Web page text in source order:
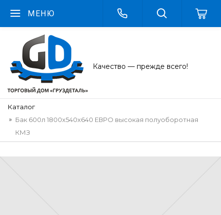
МЕНЮ
Качество — прежде всего!
Каталог
Бак 600л 1800х540х640 ЕВРО высокая полуоборотная
КМЗ